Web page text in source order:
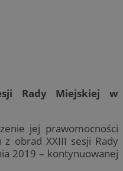
Rady Miejskiej w
jej prawomocności
z obrad XXIII sesji Rady
2019 – kontynuowanej